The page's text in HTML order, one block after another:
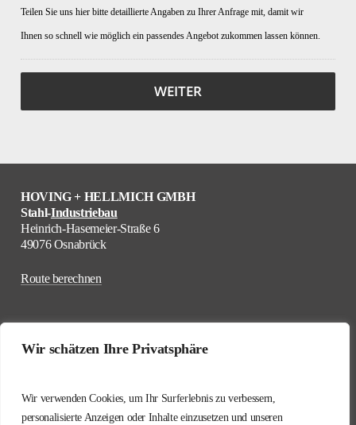
Wir schätzen Ihre Privatsphäre
Wir verwenden Cookies, um Ihr Surferlebnis zu verbessern,
personalisierte Anzeigen oder Inhalte einzusetzen und unseren
Teilen Sie uns hier bitte detaillierte Angaben zu Ihrer Anfrage mit, damit wir
Ihnen so schnell wie möglich ein passendes Angebot zukommen lassen können.
HOVING + HELLMICH GMBH
Stahl-Industriebau
Heinrich-Hasemeier-Straße 6
49076 Osnabrück
Route berechnen
0541 / 12 19 10